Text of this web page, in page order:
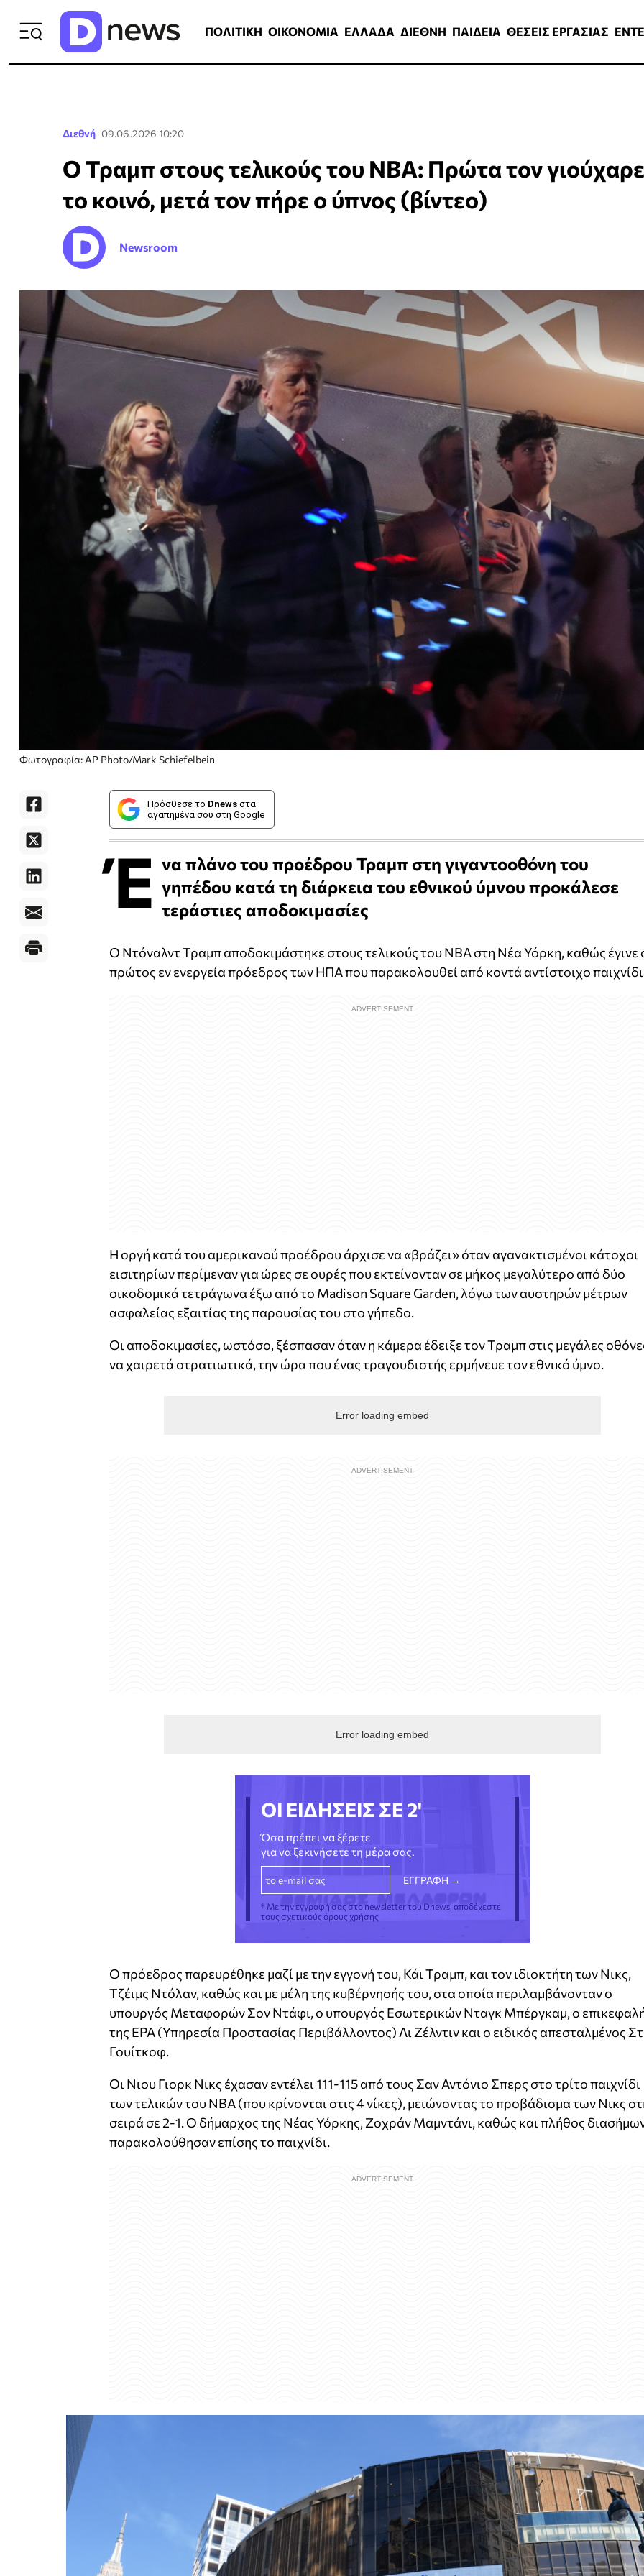
ΠΟΛΙΤΙΚΗ ΟΙΚΟΝΟΜΙΑ ΕΛΛΑΔΑ ΔΙΕΘΝΗ ΠΑΙΔΕΙΑ ΘΕΣΕΙΣ ΕΡΓΑΣΙΑΣ
Διεθνή 09.06.2026 10:20
Ο Τραμπ στους τελικούς του NBA: Πρώτα τον γιούχαρε
το κοινό, μετά τον πήρε ο ύπνος (βίντεο)
Newsroom
Φωτογραφία: AP Photo/Mark Schiefelbein
Πρόσθεσε το Dnews στα
αγαπημένα σου στη Google
Έ να πλάνο του προέδρου Τραμπ στη γιγαντοοθόνη του
γηπέδου κατά τη διάρκεια του εθνικού ύμνου προκάλεσε
τεράστιες αποδοκιμασίες
Ο Ντόναλντ Τραμπ αποδοκιμάστηκε στους τελικούς του NBA στη Νέα Υόρκη, καθώς έγινε
πρώτος εν ενεργεία πρόεδρος των ΗΠΑ που παρακολουθεί από κοντά αντίστοιχο
Η οργή κατά του αμερικανού προέδρου άρχισε να «βράζει» όταν αγανακτισμένοι κάτοχοι
εισιτηρίων περίμεναν για ώρες σε ουρές που εκτείνονταν σε μήκος μεγαλύτερο από δύο
οικοδομικά τετράγωνα έξω από το Madison Square Garden, λόγω των αυστηρών μέτρων
ασφαλείας εξαιτίας της παρουσίας του στο γήπεδο.
Οι αποδοκιμασίες, ωστόσο, ξέσπασαν όταν η κάμερα έδειξε τον Τραμπ στις μεγάλες
να χαιρετά στρατιωτικά, την ώρα που ένας τραγουδιστής ερμήνευε τον εθνικό ύμνο.
Error loading embed
Error loading embed
ΟΙ ΕΙΔΗΣΕΙΣ ΣΕ 2'
Όσα πρέπει να ξέρετε
για να ξεκινήσετε τη μέρα σας.
* Με την εγγραφή σας στο newsletter του Dnews, αποδέχεστε
τους σχετικούς όρους χρήσης
Ο πρόεδρος παρευρέθηκε μαζί με την εγγονή του, Κάι Τραμπ, και τον ιδιοκτήτη των Νικς,
Τζέιμς Ντόλαν, καθώς και με μέλη της κυβέρνησής του, στα οποία περιλαμβάνονταν ο
υπουργός Μεταφορών Σον Ντάφι, ο υπουργός Εσωτερικών Νταγκ Μπέργκαμ, ο
της EPA (Υπηρεσία Προστασίας Περιβάλλοντος) Λι Ζέλντιν και ο ειδικός απεσταλμένος
Γουίτκοφ.
Οι Νιου Γιορκ Νικς έχασαν εντέλει 111-115 από τους Σαν Αντόνιο Σπερς στο τρίτο παιχνίδι
των τελικών του NBA (που κρίνονται στις 4 νίκες), μειώνοντας το προβάδισμα των Νικς
σειρά σε 2-1. Ο δήμαρχος της Νέας Υόρκης, Ζοχράν Μαμντάνι, καθώς και πλήθος
παρακολούθησαν επίσης το παιχνίδι.